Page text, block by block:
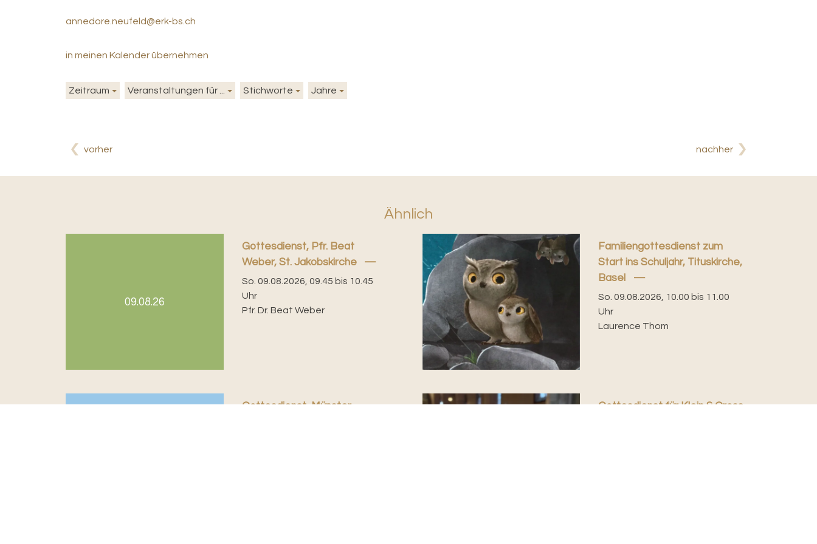
annedore.neufeld@erk-bs.ch
in meinen Kalender übernehmen
Zeitraum Veranstaltungen für ... Stichworte Jahre
vorher nachher
Ähnlich
09.08.26
Gottesdienst, Pfr. Beat
Weber, St. Jakobskirche
So. 09.08.2026, 09.45 bis 10.45
Uhr
Pfr. Dr. Beat Weber
Familiengottesdienst zum
Start ins Schuljahr, Tituskirche,
Basel
So. 09.08.2026, 10.00 bis 11.00
Uhr
Laurence Thom
Gottesdienst, Münster
Gottesdienst für Klein & Gross